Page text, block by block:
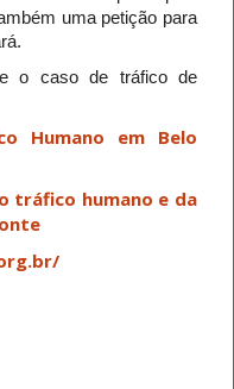
uma petição para
o caso de tráfico de
Humano em Belo
tráfico humano e da